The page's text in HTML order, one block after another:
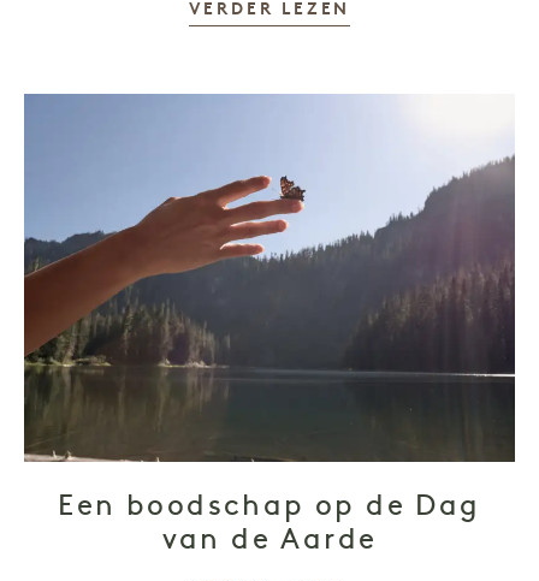
VERDER LEZEN
Een boodschap op de Dag
van de Aarde